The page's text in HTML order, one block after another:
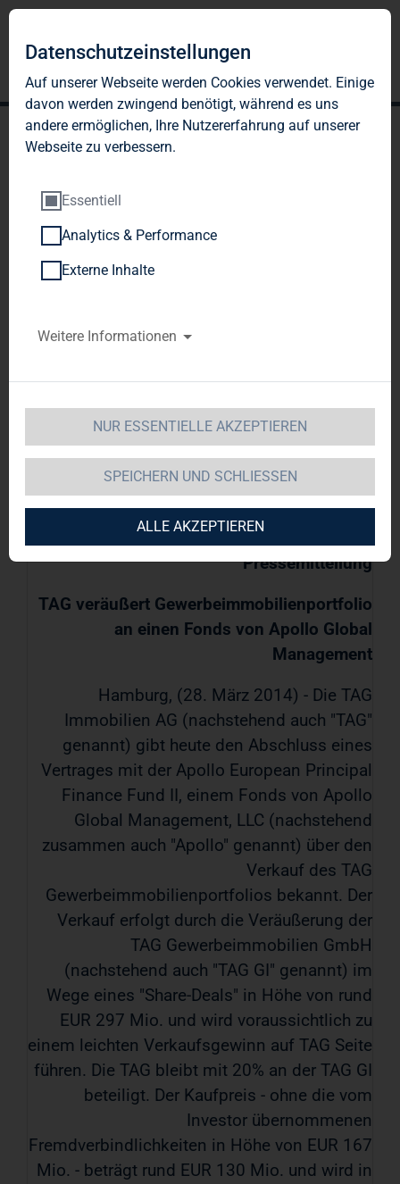
TAG Immobilien AG
veräußert
Gewerbeimmobilienportfol
Apollo Global Management
TAG Immobilien AG / Schlagwort(e): Verkauf
28.03.2014 / 18:55
Pressemitteilung
TAG veräußert Gewerbeimmobilienportfolio
an einen Fonds von Apollo Global
Management
Hamburg, (28. März 2014) - Die TAG
Immobilien AG (nachstehend auch "TAG"
genannt) gibt heute den Abschluss eines
Vertrages mit der Apollo European Principal
Finance Fund II, einem Fonds von Apollo
Global Management, LLC (nachstehend
zusammen auch "Apollo" genannt) über den
Verkauf des TAG
Gewerbeimmobilienportfolios bekannt. Der
Verkauf erfolgt durch die Veräußerung der
TAG Gewerbeimmobilien GmbH
(nachstehend auch "TAG GI" genannt) im
Wege eines "Share-Deals" in Höhe von rund
EUR 297 Mio. und wird voraussichtlich zu
einem leichten Verkaufsgewinn auf TAG Seite
führen. Die TAG bleibt mit 20% an der TAG GI
beteiligt. Der Kaufpreis - ohne die vom
Investor übernommenen
Fremdverbindlichkeiten in Höhe von EUR 167
Mio. - beträgt rund EUR 130 Mio. und wird in
Datenschutzeinstellungen
Auf unserer Webseite werden Cookies verwendet. Einige
davon werden zwingend benötigt, während es uns
andere ermöglichen, Ihre Nutzererfahrung auf unserer
Webseite zu verbessern.
Essentiell
Analytics & Performance
Externe Inhalte
Weitere Informationen
NUR ESSENTIELLE AKZEPTIEREN
SPEICHERN UND SCHLIESSEN
ALLE AKZEPTIEREN